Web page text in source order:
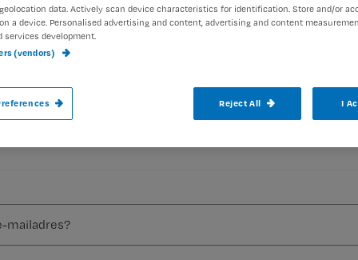
Registreren
Wil je dit artikel lezen?
gratis een account aan en lees 2 artikelen gratis per
in het bezit zijn van een smartphone.
me af of je er tegenwoordig ‘ook’ nog mee
data. Actively scan device characteristics for identification. Store and/or
a device. Personalised advertising and content, advertising and content
services development.
(vendors)
Reject All I